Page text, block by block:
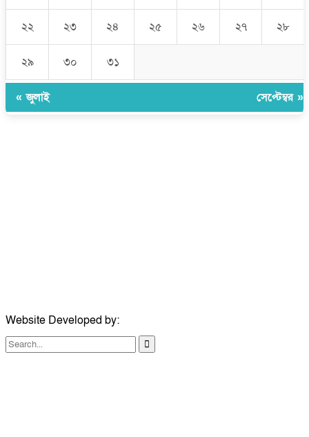
২২ ২৩ ২৪ ২৫ ২৬ ২৭ ২৮
২৯ ৩০ ৩১
« জুলাই সেপ্টেম্বর »
Website Developed by: